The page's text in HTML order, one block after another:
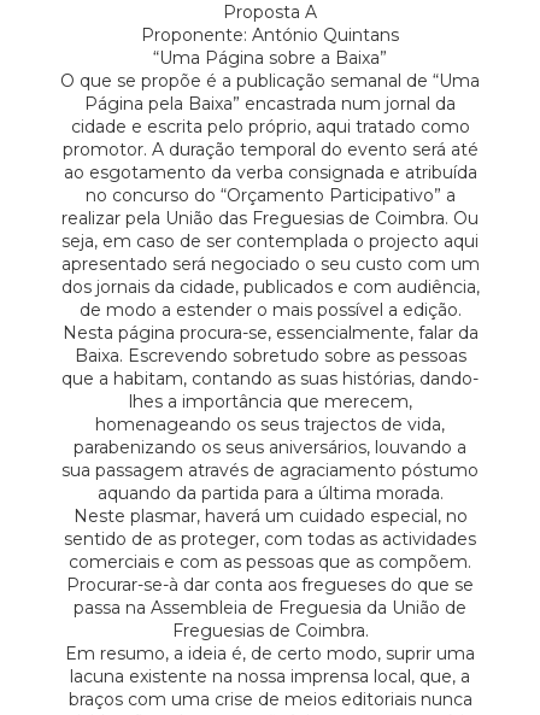
Proposta A
Proponente: António Quintans
“Uma Página sobre a Baixa”
O que se propõe é a publicação semanal de “Uma
Página pela Baixa” encastrada num jornal da
cidade e escrita pelo próprio, aqui tratado como
promotor. A duração temporal do evento será até
ao esgotamento da verba consignada e atribuída
no concurso do “Orçamento Participativo” a
realizar pela União das Freguesias de Coimbra. Ou
seja, em caso de ser contemplada o projecto aqui
apresentado será negociado o seu custo com um
dos jornais da cidade, publicados e com audiência,
de modo a estender o mais possível a edição.
Nesta página procura-se, essencialmente, falar da
Baixa. Escrevendo sobretudo sobre as pessoas
que a habitam, contando as suas histórias, dando-
lhes a importância que merecem,
homenageando os seus trajectos de vida,
parabenizando os seus aniversários, louvando a
sua passagem através de agraciamento póstumo
aquando da partida para a última morada.
Neste plasmar, haverá um cuidado especial, no
sentido de as proteger, com todas as actividades
comerciais e com as pessoas que as compõem.
Procurar-se-à dar conta aos fregueses do que se
passa na Assembleia de Freguesia da União de
Freguesias de Coimbra.
Em resumo, a ideia é, de certo modo, suprir uma
lacuna existente na nossa imprensa local, que, a
braços com uma crise de meios editoriais nunca